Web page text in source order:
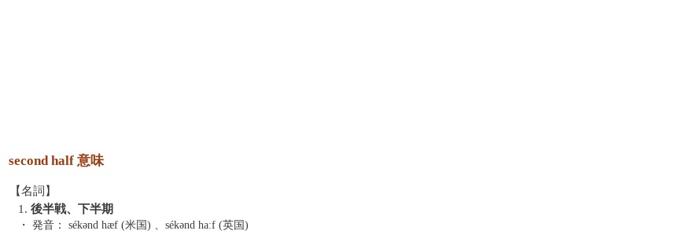
second half 意味
【名詞】
1. 後半戦、下半期
・ 発音： sékənd hæf (米国) 、sékənd haːf (英国)